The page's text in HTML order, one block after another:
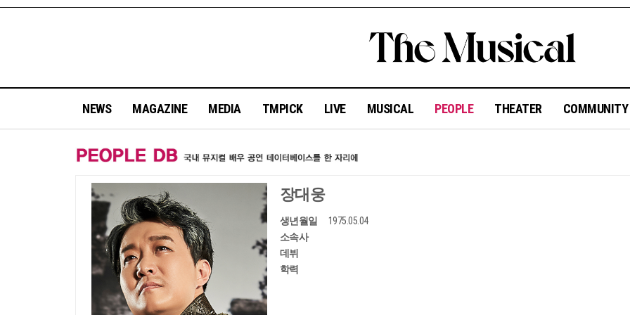
NEWS MAGAZINE MEDIA TMPICK LIVE MUSICAL PEOPLE THEATER COMMUNITY
장대웅
생년월일
1975.05.04
소속사
데뷔
학력